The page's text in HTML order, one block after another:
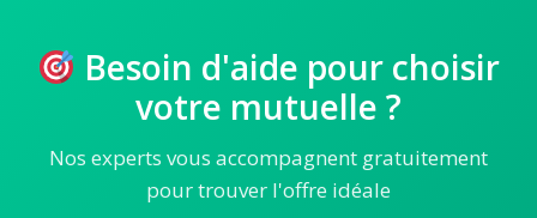
Besoin d'aide pour choisir
votre mutuelle ?
Nos experts vous accompagnent gratuitement
pour trouver l'offre idéale